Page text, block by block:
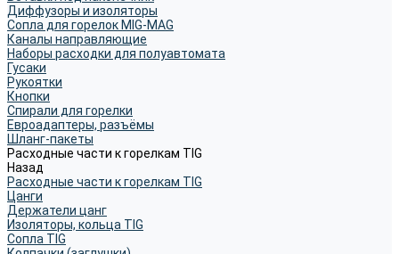
Диффузоры и изоляторы
Сопла для горелок MIG-MAG
Каналы направляющие
Наборы расходки для полуавтомата
Гусаки
Рукоятки
Кнопки
Спирали для горелки
Евроадаптеры, разъёмы
Шланг-пакеты
Расходные части к горелкам TIG
Назад
Расходные части к горелкам TIG
Цанги
Держатели цанг
Изоляторы, кольца TIG
Сопла TIG